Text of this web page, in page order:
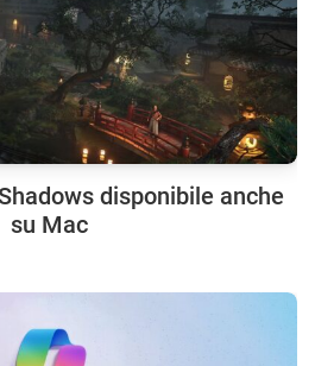
disponibile anche
su Mac